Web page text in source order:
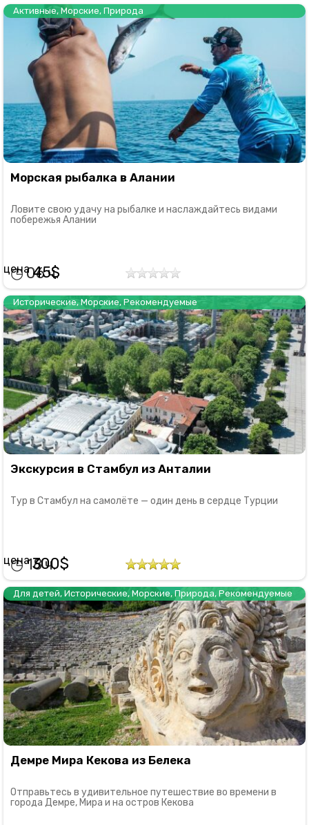
Активные, Морские, Природа
Морская рыбалка в Алании
Ловите свою удачу на рыбалке и наслаждайтесь видами
побережья Алании
06
45
Исторические,Морские, Рекомендуемые
Экскурсия в Стамбул из Анталии
Тур в Стамбул на самолёте — один день в сердце Турции
18
300
Для детей, Исторические, Морские,Природа, Рекомендуемые
Демре Мира Кекова из Белека
Отправьтесь в удивительное путешествие во времени в
города Демре, Мира и на остров Кекова